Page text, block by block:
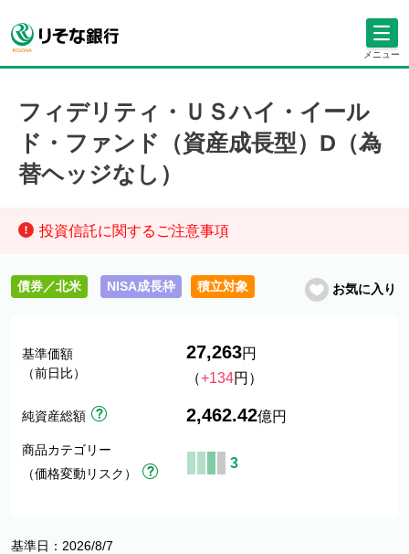
メニュー
フィデリティ・ＵＳハイ・イール
ド・ファンド（資産成長型）D（為
替ヘッジなし）
投資信託に関するご注意事項
債券／北米 NISA成長枠 積立対象 お気に入り
基準価額
（前日比）
27,263円
（+134円）
純資産総額 2,462.42億円
商品カテゴリー
（価格変動リスク）
3
基準日：2026/8/7